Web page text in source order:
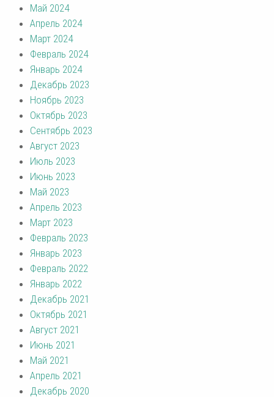
Май 2024
Апрель 2024
Март 2024
Февраль 2024
Январь 2024
Декабрь 2023
Ноябрь 2023
Октябрь 2023
Сентябрь 2023
Август 2023
Июль 2023
Июнь 2023
Май 2023
Апрель 2023
Март 2023
Февраль 2023
Январь 2023
Февраль 2022
Январь 2022
Декабрь 2021
Октябрь 2021
Август 2021
Июнь 2021
Май 2021
Апрель 2021
Декабрь 2020